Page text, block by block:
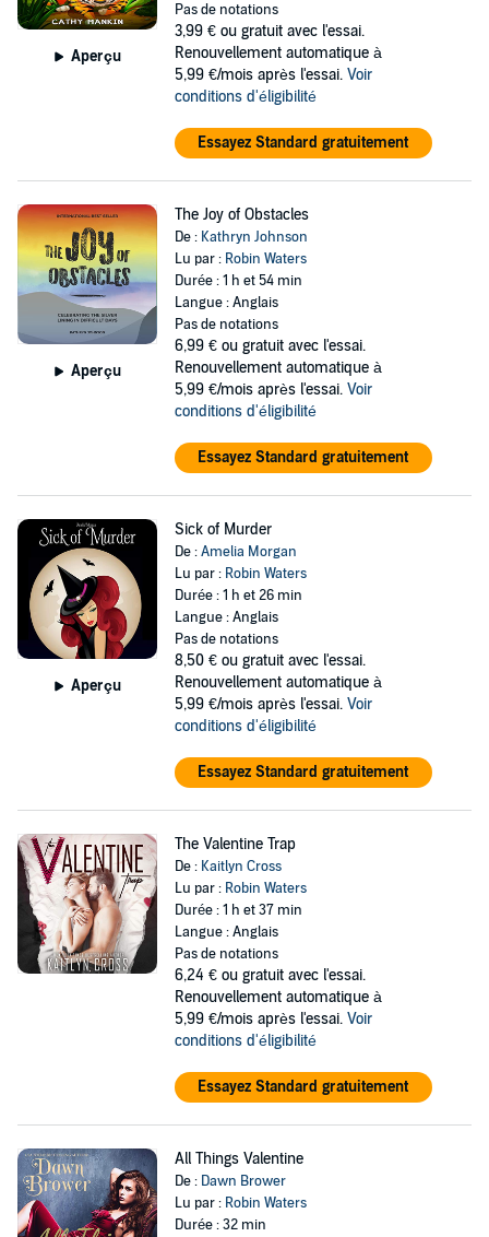
Aperçu
Pas de notations
3,99 € ou gratuit avec l'essai.
Renouvellement automatique à
5,99 €/mois après l'essai. Voir
conditions d'éligibilité
Essayez Standard gratuitement
Aperçu
The Joy of Obstacles
De : Kathryn Johnson
Lu par : Robin Waters
Durée : 1 h et 54 min
Langue : Anglais
Pas de notations
6,99 € ou gratuit avec l'essai.
Renouvellement automatique à
5,99 €/mois après l'essai. Voir
conditions d'éligibilité
Essayez Standard gratuitement
Aperçu
Sick of Murder
De :Amelia Morgan
Lu par : Robin Waters
Durée : 1 h et 26 min
Langue : Anglais
Pas de notations
8,50 € ou gratuit avec l'essai.
Renouvellement automatique à
5,99 €/mois après l'essai. Voir
conditions d'éligibilité
Essayez Standard gratuitement
The Valentine Trap
De : Kaitlyn Cross
Lu par : Robin Waters
Durée : 1 h et 37 min
Langue : Anglais
Pas de notations
6,24 € ou gratuit avec l'essai.
Renouvellement automatique à
5,99 €/mois après l'essai. Voir
conditions d'éligibilité
Essayez Standard gratuitement
All Things Valentine
De : Dawn Brower
Lu par : Robin Waters
Durée : 32 min